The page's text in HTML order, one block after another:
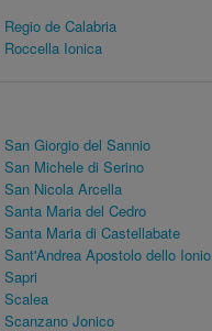
de Calabria
Ionica
Giorgio del Sannio
Michele di Serino
Nicola Arcella
Maria del Cedro
Maria di Castellabate
Apostolo dello Ionio
Jonico